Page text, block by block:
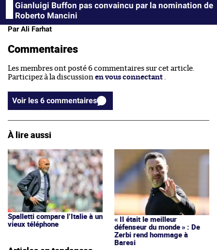
Gianluigi Buffon pas convaincu par la nomination de
Roberto Mancini
Par Ali Farhat
Commentaires
Les membres ont posté 6 commentaires sur cet article.
Participez à la discussion en vous connectant .
Voir les 6 commentaires
À lire aussi
Spalletti compare l’Italie à un
vieux téléphone
« Il était le meilleur
défenseur du monde » : De
Zerbi rend hommage à
Baresi